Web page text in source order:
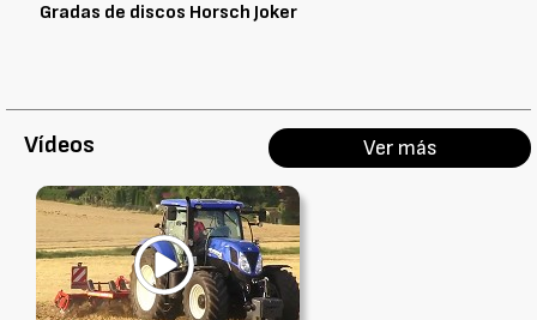
Gradas de discos Horsch Joker
Vídeos Ver más